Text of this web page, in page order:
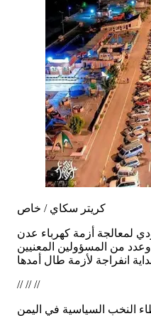
كريتر سكاي / خاص
أزمة كهرباء عدن
من المسؤولين المعنيين
// // //